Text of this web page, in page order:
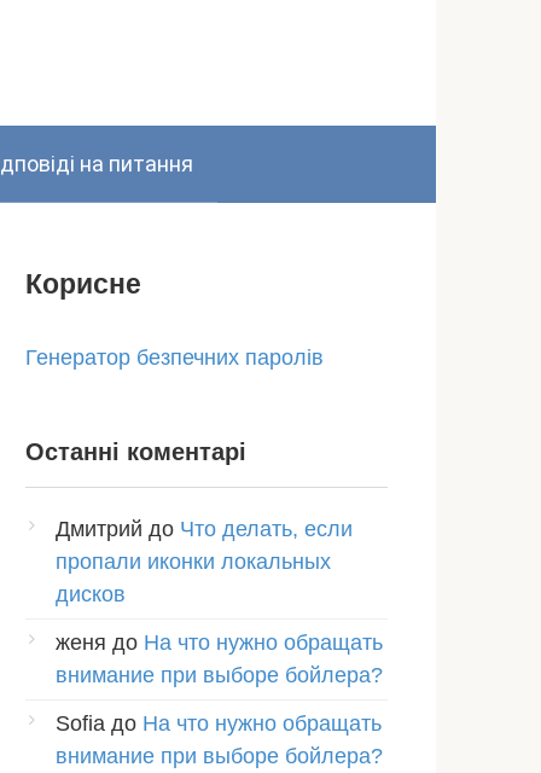
на питання
Корисне
Генератор безпечних паролів
Останні коментарі
Дмитрий до Что делать, если
пропали иконки локальных
дисков
женя до На что нужно обращать
внимание при выборе бойлера?
Sofia до На что нужно обращать
внимание при выборе бойлера?